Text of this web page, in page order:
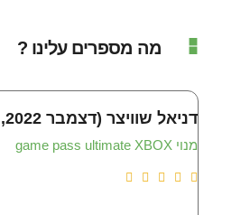
מה מספרים עלינו ?
דניאל שוויצר (דצמבר 2022, אתר זאפ)





מנוי game pass ultimate XBOX